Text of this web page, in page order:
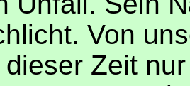
Von
Zeit